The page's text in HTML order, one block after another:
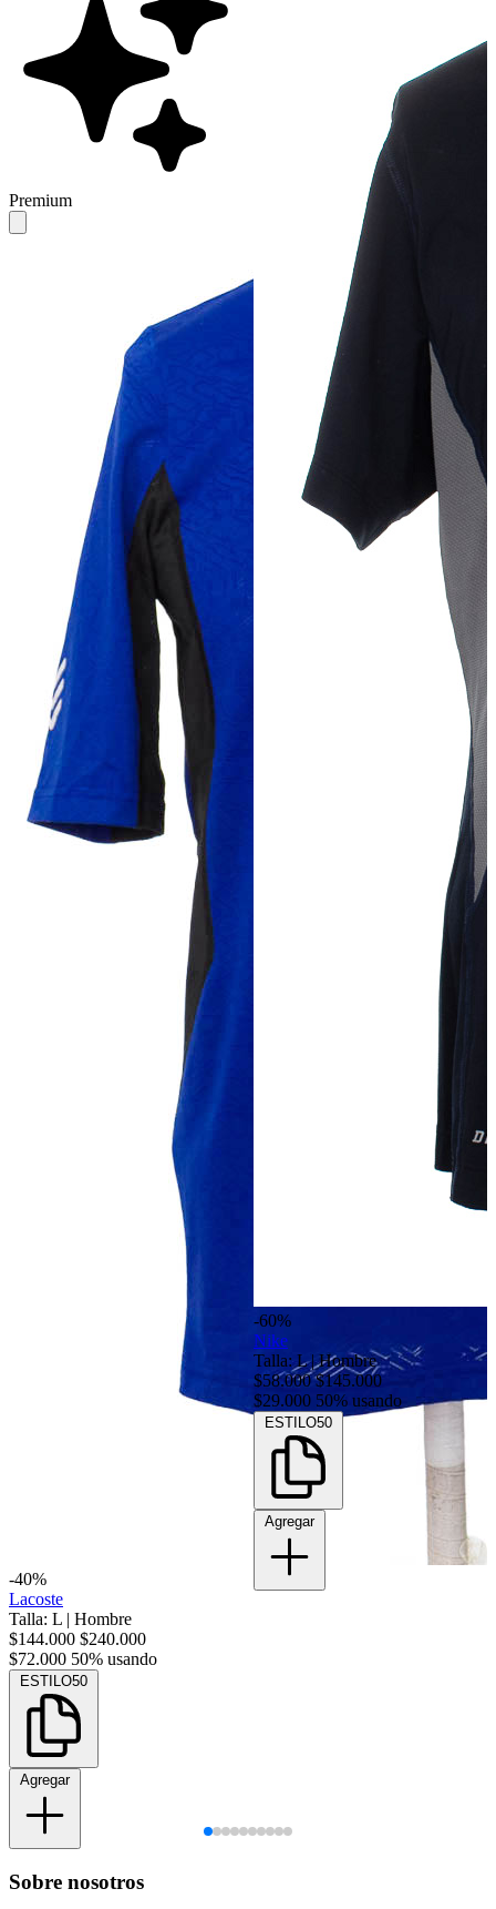
Premium
-40%
Lacoste
Talla: L | Hombre
$144.000 $240.000
$72.000 50% usando
ESTILO50
Agregar
-60%
Nike
Talla: L|Hombre
$58.000$145.000
$29.000 50% usando
ESTILO50
Agregar
Sobre nosotros